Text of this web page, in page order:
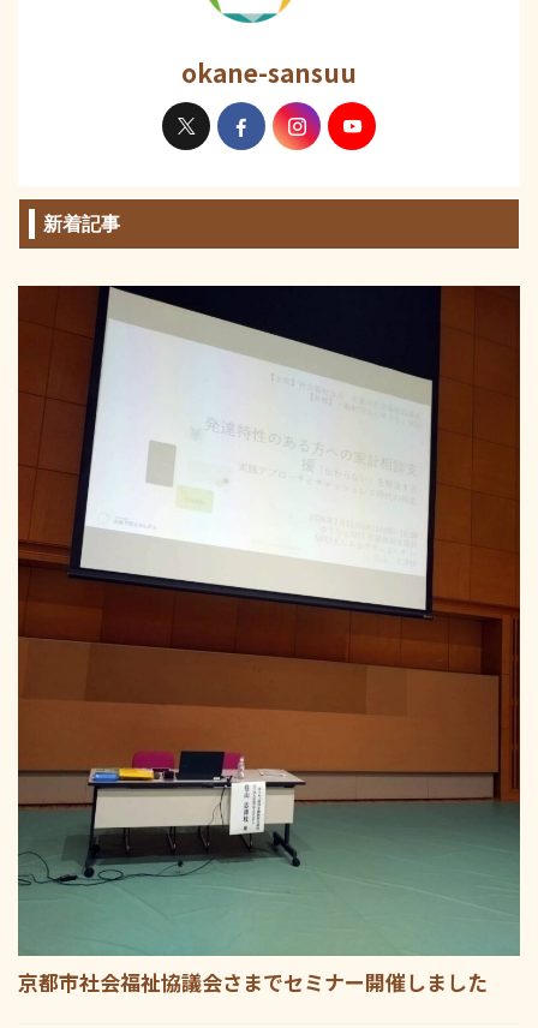
okane-sansuu
新着記事
京都市社会福祉協議会さまでセミナー開催しました